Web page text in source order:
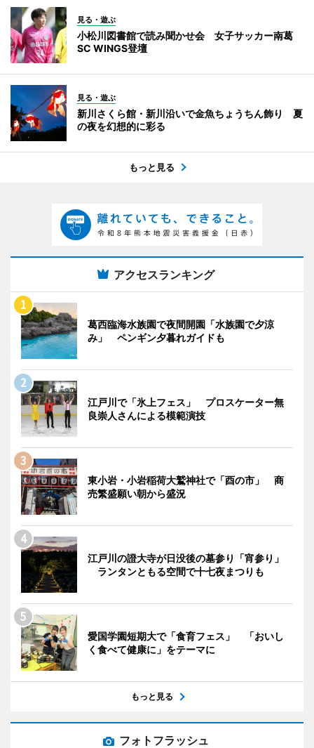
見る・遊ぶ
小松川図書館で読み聞かせ会 女子サッカー南葛
SC WINGS登壇
見る・遊ぶ
新川さくら館・新川沿いで金魚ちょうちん飾り 夏
の夜を幻想的に彩る
もっと見る
アクセスランキング
葛西臨海水族園で夜間開園「水族園で夕涼
み」 ペンギン夕暮れガイドも
江戸川で「氷上フェス」 プロスケーター無
良崇人さんによる模範演技
東小岩・小岩稲荷大鷲神社で「酉の市」 商
売繁盛願い朝から盛況
江戸川の證大寺が日没後の墓参り「宵参り」
ランタンともる空間で十七夜まつりも
愛国学園短期大で「食育フェス」 「おいし
く食べて健康に」をテーマに
もっと見る
フォトフラッシュ